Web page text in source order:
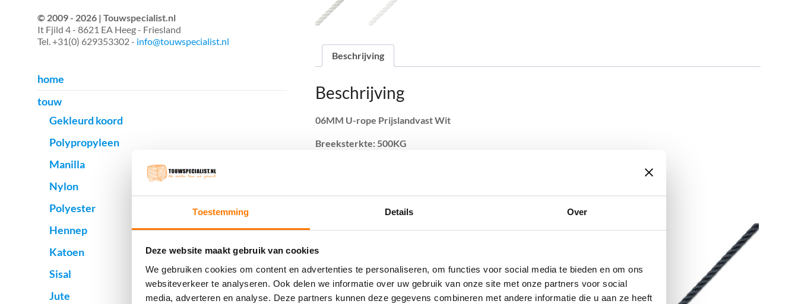
Toestemming Details Over
Deze website maakt gebruik van cookies
We gebruiken cookies om content en advertenties te personaliseren, om functies voor social media te bieden en om ons
websiteverkeer te analyseren. Ook delen we informatie over uw gebruik van onze site met onze partners voor social
media, adverteren en analyse. Deze partners kunnen deze gegevens combineren met andere informatie die u aan ze heeft
Beschrijving
Beschrijving
06MM U-rope Prijslandvast Wit
Breeksterkte: 500KG
Gerelateerde producten
© 2009 - 2026 | Touwspecialist.nl
It Fjild 4 - 8621 EA Heeg - Friesland
Tel. +31(0) 629353302 - info@touwspecialist.nl
home
touw
Gekleurd koord
Polypropyleen
Manilla
Nylon
Polyester
Hennep
Katoen
Sisal
Jute